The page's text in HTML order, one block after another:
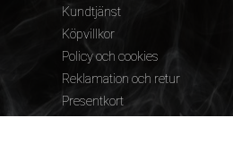
Kundtjänst
Köpvillkor
Policy och cookies
Reklamation och retur
Presentkort